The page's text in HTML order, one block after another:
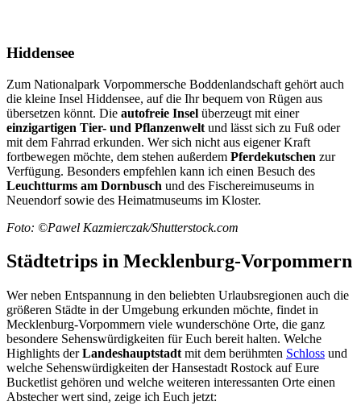
Hiddensee
Zum Nationalpark Vorpommersche Boddenlandschaft gehört auch
die kleine Insel Hiddensee, auf die Ihr bequem von Rügen aus
übersetzen könnt. Die autofreie Insel überzeugt mit einer
einzigartigen Tier- und Pflanzenwelt und lässt sich zu Fuß oder
mit dem Fahrrad erkunden. Wer sich nicht aus eigener Kraft
fortbewegen möchte, dem stehen außerdem Pferdekutschen zur
Verfügung. Besonders empfehlen kann ich einen Besuch des
Leuchtturms am Dornbusch und des Fischereimuseums in
Neuendorf sowie des Heimatmuseums im Kloster.
Foto: ©Pawel Kazmierczak/Shutterstock.com
Städtetrips in Mecklenburg-Vorpommern
Wer neben Entspannung in den beliebten Urlaubsregionen auch die
größeren Städte in der Umgebung erkunden möchte, findet in
Mecklenburg-Vorpommern viele wunderschöne Orte, die ganz
besondere Sehenswürdigkeiten für Euch bereit halten. Welche
Highlights derLandeshauptstadt mit dem berühmten Schloss und
welche Sehenswürdigkeiten der Hansestadt Rostock auf Eure
Bucketlist gehören und welche weiteren interessanten Orte einen
Abstecher wert sind, zeige ich Euch jetzt: